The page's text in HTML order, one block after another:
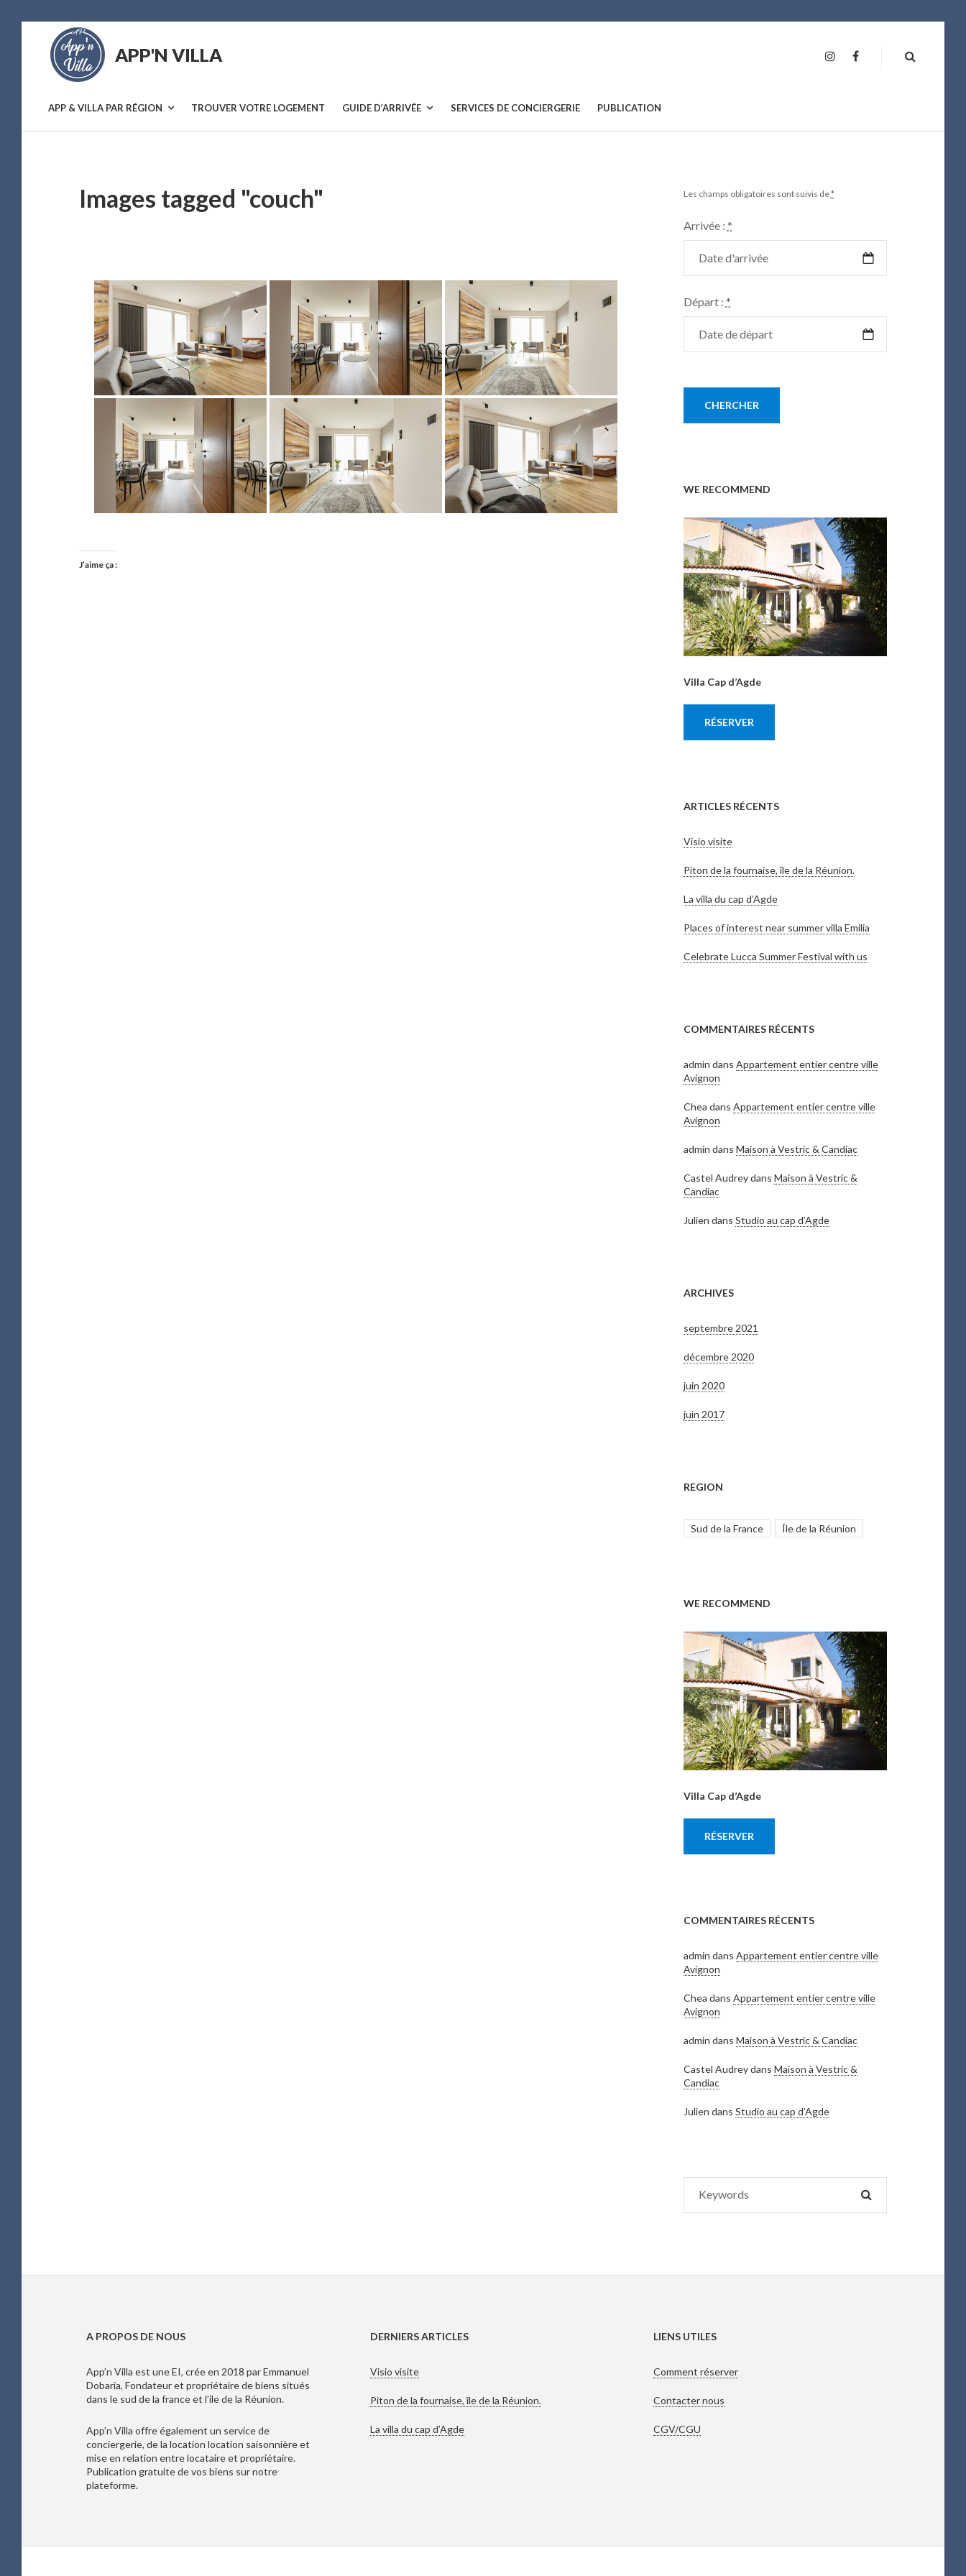
content
APP'N VILLA
APP & VILLA PAR RÉGION TROUVER VOTRE LOGEMENT GUIDE D’ARRIVÉE SERVICES DE CONCIERGERIE PUBLICATION
INSTAGRAM
Images tagged "couch"
J’aime ça :
Les champs obligatoires sont suivis de*
Arrivée : *
Départ : *
WE RECOMMEND
Villa Cap d’Agde
RÉSERVER
ARTICLES RÉCENTS
Visio visite
Piton de la fournaise, île de la Réunion.
La villa du cap d’Agde
Places of interest near summer villa Emilia
Celebrate Lucca Summer Festival with us
COMMENTAIRES RÉCENTS
admin dans Appartement entier centre ville
Avignon
Chea dans Appartement entier centre ville
Avignon
admin dans Maison à Vestric & Candiac
Castel Audreydans Maison à Vestric &
Candiac
Julien dans Studio au cap d’Agde
ARCHIVES
septembre 2021
décembre 2020
juin 2020
juin 2017
REGION
Sud de la France Île de la Réunion
WE RECOMMEND
Villa Cap d’Agde
RÉSERVER
COMMENTAIRES RÉCENTS
admin dans Appartement entier centre ville
Avignon
Chea dans Appartement entier centre ville
Avignon
admin dans Maison à Vestric & Candiac
Castel Audreydans Maison à Vestric &
Candiac
Julien dans Studio au cap d’Agde
for:
A PROPOS DE NOUS
App’n Villa est une EI, crée en 2018 par Emmanuel
Dobaria, Fondateur et propriétaire de biens situés
dans le sud de la france et l’ile de la Réunion.
App’n Villa offre également un service de
conciergerie, de la location location saisonnière et
mise en relation entre locataire et propriétaire.
Publication gratuite de vos biens sur notre
plateforme.
DERNIERS ARTICLES
Visio visite
Piton de la fournaise, île de la Réunion.
La villa du cap d’Agde
LIENS UTILES
Comment réserver
Contacter nous
CGV/CGU